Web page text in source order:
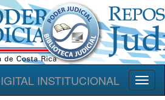
INSTITUCIONAL